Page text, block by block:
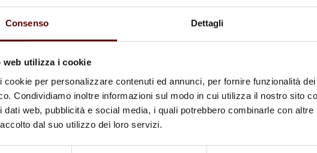
Consenso Dettagli
web utilizza i cookie
cookie per personalizzare contenuti ed annunci, per fornire funzionalità
Condividiamo inoltre informazioni sul modo in cui utilizza il nostro sito
dati web, pubblicità e social media, i quali potrebbero combinarle con
dal suo utilizzo dei loro servizi.